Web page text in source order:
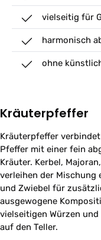
vielseitig für
harmonisch
ohne
Kräuterpfeffer
Kräuterpfeffer
Pfeffer mit einer fein
Kräuter. Kerbel,
verleihen der Mischung
und Zwiebel für
ausgewogene
vielseitigen Würzen
auf den Teller.